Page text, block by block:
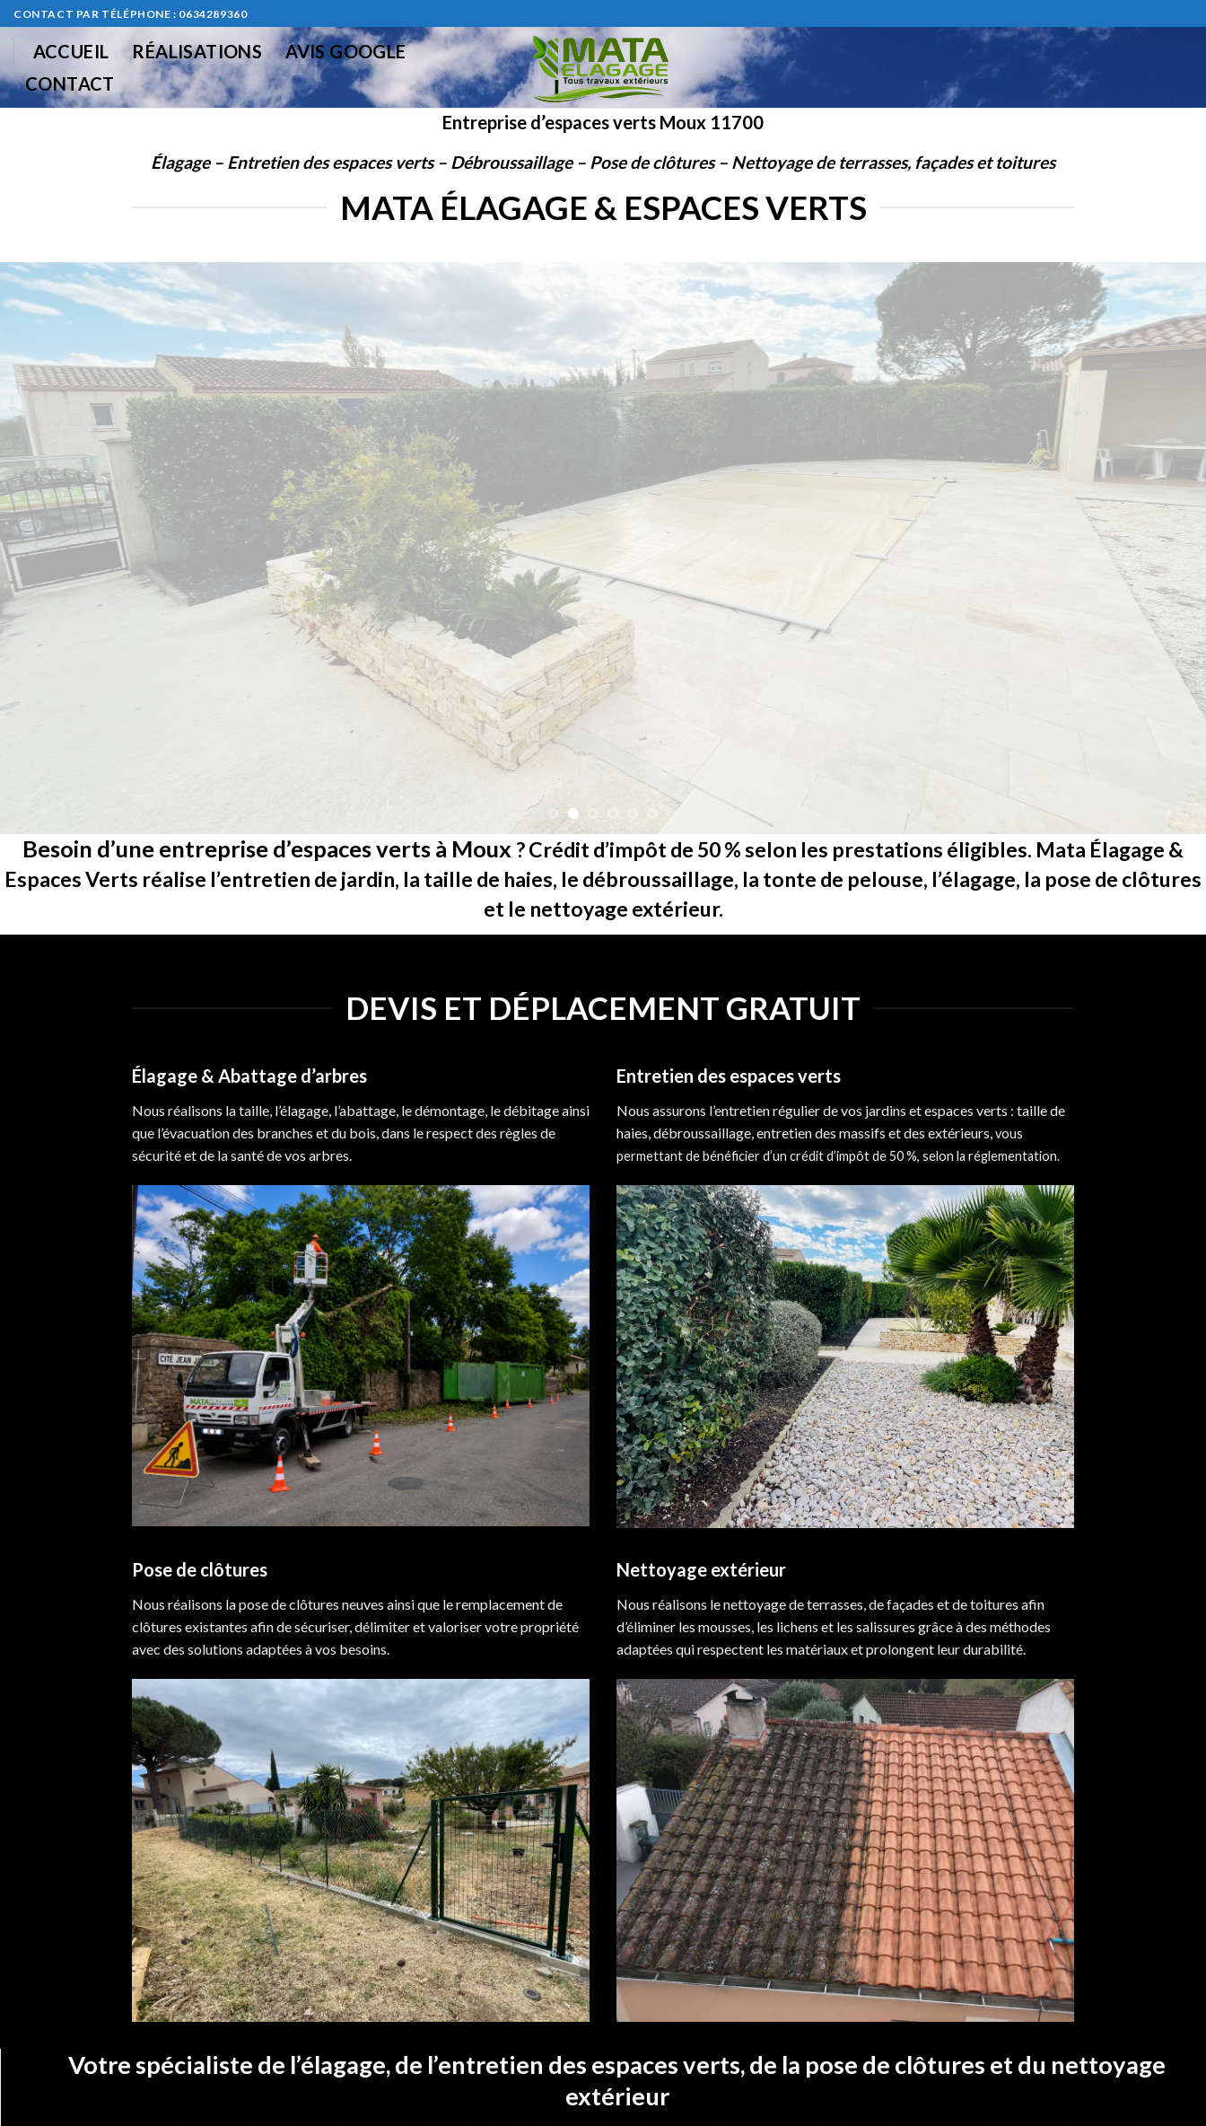
Skip
to
content
CONTACT PAR TÉLÉPHONE : 0634289360
ACCUEIL RÉALISATIONS
AVIS GOOGLE
CONTACT
Entreprise d’espaces verts Moux 11700
Élagage – Entretien des espaces verts – Débroussaillage – Pose de clôtures – Nettoyage de terrasses, façades et toitures
MATA ÉLAGAGE & ESPACES VERTS
Besoin d’une entreprise d’espaces verts à Moux ?Crédit d’impôt de 50 % selon les prestations éligibles. Mata Élagage &
Espaces Verts réalise l’entretien de jardin, la taille de haies, le débroussaillage, la tonte de pelouse, l’élagage, la pose de clôtures
et le nettoyage extérieur.
DEVIS ET DÉPLACEMENT GRATUIT
Élagage & Abattage d’arbres
Nous réalisons la taille, l’élagage, l’abattage, le démontage, le débitage ainsi
que l’évacuation des branches et du bois, dans le respect des règles de
sécurité et de la santé de vos arbres.
Entretien des espaces verts
Nous assurons l’entretien régulier de vos jardins et espaces verts : taille de
haies, débroussaillage, entretien des massifs et des extérieurs,vous
permettant de bénéficier d’un crédit d’impôt de 50 %, selon la réglementation.
Pose de clôtures
Nous réalisons la pose de clôtures neuves ainsi que le remplacement de
clôtures existantes afin de sécuriser, délimiter et valoriser votre propriété
avec des solutions adaptées à vos besoins.
Nettoyage extérieur
Nous réalisons le nettoyage de terrasses, de façades et de toitures afin
d’éliminer les mousses, les lichens et les salissures grâce à des méthodes
adaptées qui respectent les matériaux et prolongent leur durabilité.
Votre spécialiste de l’élagage, de l’entretien des espaces verts, de la pose de clôtures et du nettoyage
extérieur